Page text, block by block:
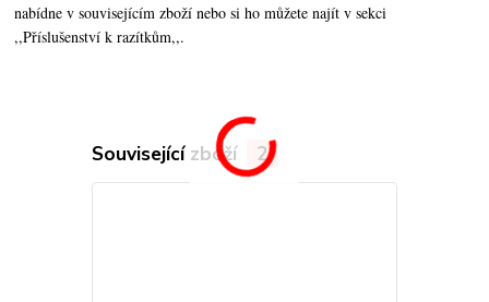
nabídne v souvisejícím zboží nebo si ho můžete najít v sekci
,,Příslušenství k razítkům,,.
Související zboží 2